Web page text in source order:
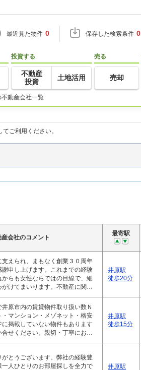
最近見た物件 0 保存した検索条件 0
投資する
不動産
投資
土地活用
売る
売却
不動産会社一覧
ご利用ください。
産会社のコメント
最寄駅
えられ、まもなく創業３０周年
申し上げます。これまでの経験
からも女性ならではの目線で、細
がけてまいります。不動産に関…
井原駅
徒歩20分
原市内の賃貸物件取り扱い数Ｎ
・マンション・メゾネット・格安
掲載していない物件もあります
合せください。親切・丁寧にお…
井原駅
徒歩15分
とうございます。弊社の経験豊
人ひとりのお部屋探しを全力で
井原駅